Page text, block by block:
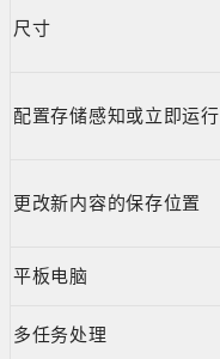
尺寸
配置存储感知或立即运行
更改新内容的保存位置
平板电脑
多任务处理